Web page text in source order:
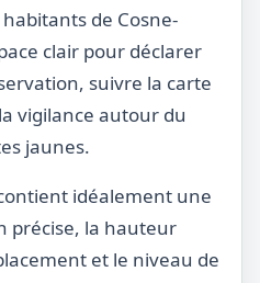
de Cosne-
clair pour déclarer
suivre la carte
vigilance autour du
jaunes.
idéalement une
précise, la hauteur
et le niveau de